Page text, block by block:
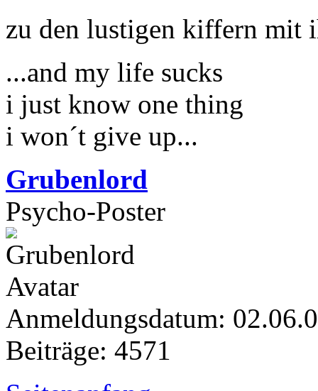
zu den lustigen kiffern mit
...and my life sucks
i just know one thing
i won´t give up...
Grubenlord
Psycho-Poster
Anmeldungsdatum:
Beiträge: 4571